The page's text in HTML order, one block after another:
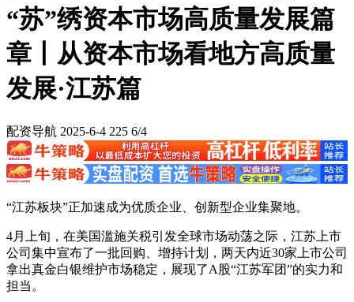
“苏”绣资本市场高质量发展篇
章丨从资本市场看地方高质量
发展·江苏篇
配资导航 2025-6-4 225 6/4
“江苏板块”正加速成为优质企业、创新型企业集聚地。
4月上旬，在美国滥施关税引发全球市场动荡之际，江苏上市
公司集中宣布了一批回购、增持计划，两天内近30家上市公司
拿出真金白银维护市场稳定，展现了A股“江苏军团”的实力和
担当。